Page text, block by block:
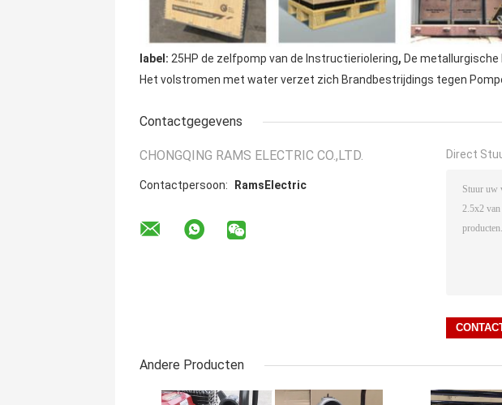
label: 25HP de zelfpomp van de Instructieriolering, De metallurgische
Het volstromen met water verzet zich Brandbestrijdings tegen
Contactgegevens
CHONGQING RAMS ELECTRIC CO.,LTD.
Contactpersoon: RamsElectric
Direct
Andere Producten